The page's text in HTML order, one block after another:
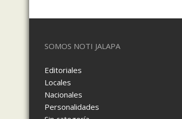
SOMOS NOTI JALAPA
Editoriales
Locales
Nacionales
Personalidades